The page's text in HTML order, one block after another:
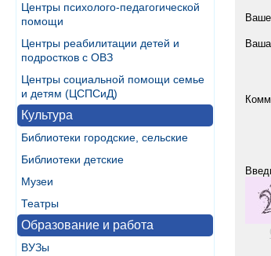
Центры психолого-педагогической
помощи
Центры реабилитации детей и
подростков с ОВЗ
Центры социальной помощи семье
и детям (ЦСПСиД)
Культура
Библиотеки городские, сельские
Библиотеки детские
Музеи
Театры
Образование и работа
ВУЗы